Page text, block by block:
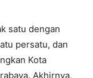
satu dengan
persatu, dan
Kota
Akhirnya,